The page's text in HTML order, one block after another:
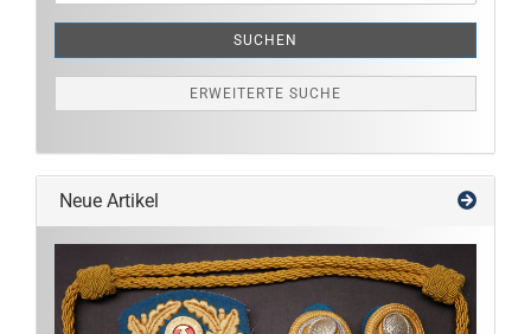
SUCHEN
ERWEITERTE SUCHE
Neue Artikel